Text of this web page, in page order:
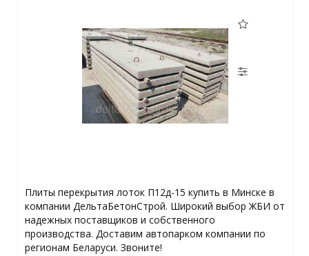
Плиты перекрытия лоток П12д-15 купить в Минске в
компании ДельтаБетонСтрой. Широкий выбор ЖБИ от
надежных поставщиков и собственного
производства. Доставим автопарком компании по
регионам Беларуси. Звоните!